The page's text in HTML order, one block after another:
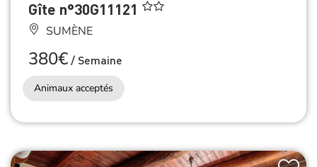
Gîte n°30G11121
SUMÈNE
380€/Semaine
Animaux acceptés